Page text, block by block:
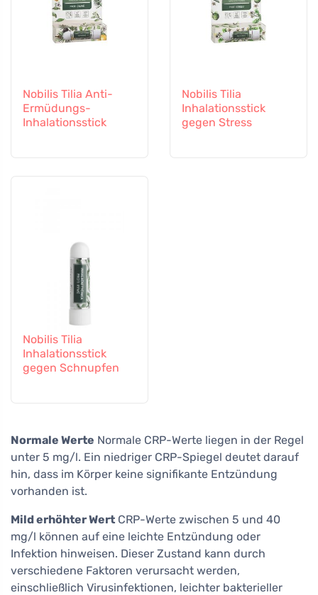
Nobilis Tilia Anti-
Ermüdungs-
Inhalationsstick
Nobilis Tilia
Inhalationsstick
gegen Stress
Nobilis Tilia
Inhalationsstick
gegen Schnupfen
Normale Werte Normale CRP-Werte liegen in der Regel
unter 5 mg/l. Ein niedriger CRP-Spiegel deutet darauf
hin, dass im Körper keine signifikante Entzündung
vorhanden ist.
Mild erhöhter Wert CRP-Werte zwischen 5 und 40
mg/l können auf eine leichte Entzündung oder
Infektion hinweisen. Dieser Zustand kann durch
verschiedene Faktoren verursacht werden,
einschließlich Virusinfektionen, leichter bakterieller